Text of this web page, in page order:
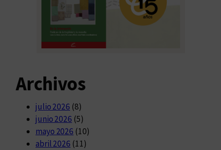
Archivos
julio 2026 (8)
junio 2026 (5)
mayo 2026 (10)
abril 2026 (11)